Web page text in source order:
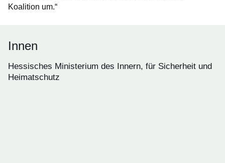
Koalition um.“
Innen
Hessisches Ministerium des Innern, für Sicherheit und
Heimatschutz